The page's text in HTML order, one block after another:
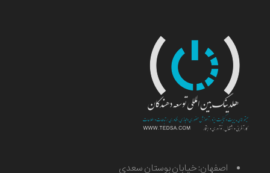
اصفهان: خیابان بوستان سعدی